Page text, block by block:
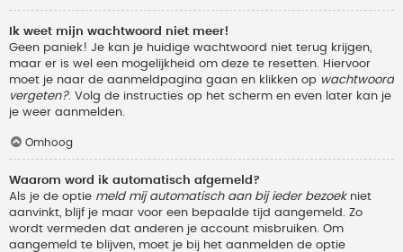
Ik weet mijn wachtwoord niet meer!
Geen paniek! Je kan je huidige wachtwoord niet terug krijgen,
maar er is wel een mogelijkheid om deze te resetten. Hiervoor
moet je naar de aanmeldpagina gaan en klikken op wachtwoord
vergeten?. Volg de instructies op het scherm en even later kan je
je weer aanmelden.
Omhoog
Waarom word ik automatisch afgemeld?
Als je de optie meld mij automatisch aan bij ieder bezoekniet
aanvinkt, blijf je maar voor een bepaalde tijd aangemeld. Zo
wordt vermeden dat anderen je account misbruiken. Om
aangemeld te blijven, moet je bij het aanmelden de optie